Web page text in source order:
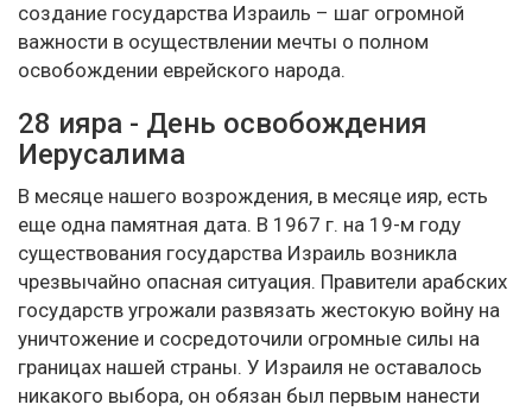
создание государства Израиль – шаг огромной
важности в осуществлении мечты о полном
освобождении еврейского народа.
28 ияра - День освобождения
Иерусалима
В месяце нашего возрождения, в месяце ияр, есть
еще одна памятная дата. В 1967 г. на 19-м году
существования государства Израиль возникла
чрезвычайно опасная ситуация. Правители арабских
государств угрожали развязать жестокую войну на
уничтожение и сосредоточили огромные силы на
границах нашей страны. У Израиля не оставалось
никакого выбора, он обязан был первым нанести